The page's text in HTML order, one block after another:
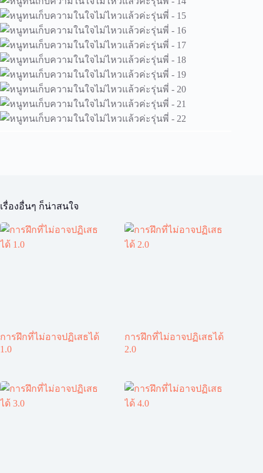
เรื่องอื่นๆ ก็น่าสนใจ
การฝึกที่ไม่อาจปฏิเสธได้
1.0
การฝึกที่ไม่อาจปฏิเสธได้
2.0